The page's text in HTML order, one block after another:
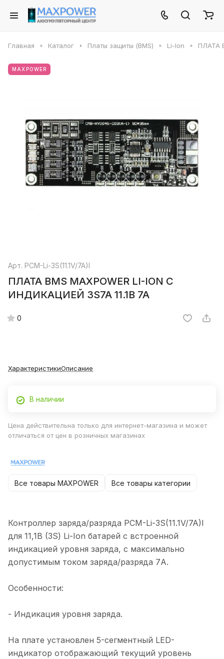
Главная Каталог Платы защиты (BMS) Li-Ion ПЛАТА
MAXPOWER
Арт. PCM-Li-3S(11.1V/7A)I
ПЛАТА BMS MAXPOWER LI-ION С
ИНДИКАЦИЕЙ 3S7A 11.1B 7A
0
ХарактеристикиОписание
В наличии
Цена действительна только для интернет-магазина и может
отличаться от цен в розничных магазинах
Все товары MAXPOWER Все товары категории
Контроллер заряда/разряда PCM-Li-3S(11.1V/7A)I
для 11,1В (3S) Li-Ion батарей с встроенной
индикацией уровня заряда, с максимально
допустимым током заряда/разряда 7А.
Особенности:
- Индикация уровня заряда.
На плате установлен 5-сегментный LED-
индикатор отображающий текущий уровень